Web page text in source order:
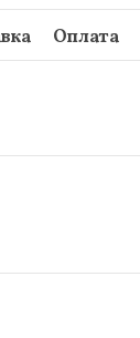
Оплата